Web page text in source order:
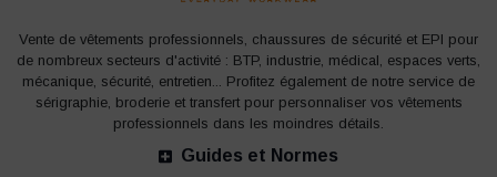
Vente de vêtements professionnels, chaussures de sécurité et EPI pour
de nombreux secteurs d'activité : BTP, industrie, médical, espaces verts,
mécanique, sécurité, entretien... Profitez également de notre service de
sérigraphie, broderie et transfert pour personnaliser vos vêtements
professionnels dans les moindres détails.
Guides et Normes